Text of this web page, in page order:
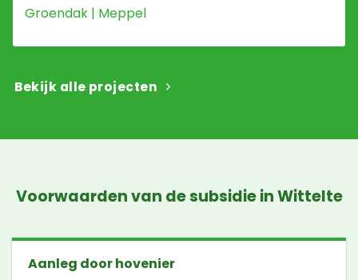
Groendak | Meppel
Bekijk alle projecten
Voorwaarden van de subsidie in Wittelte
Aanleg door hovenier